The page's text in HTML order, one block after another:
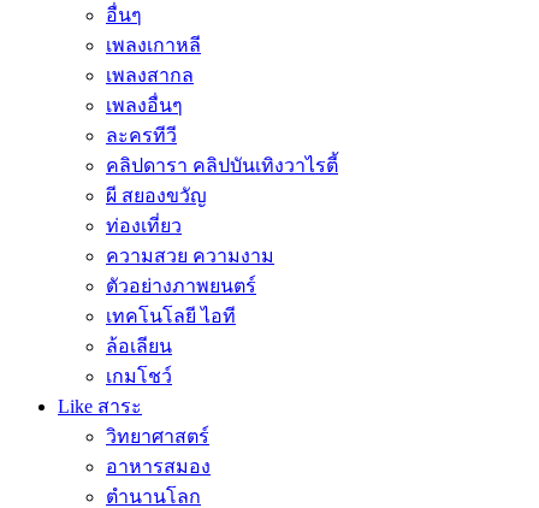
อื่นๆ
เพลงเกาหลี
เพลงสากล
เพลงอื่นๆ
ละครทีวี
คลิปดารา คลิปบันเทิงวาไรตี้
ผี สยองขวัญ
ท่องเที่ยว
ความสวย ความงาม
ตัวอย่างภาพยนตร์
เทคโนโลยี ไอที
ล้อเลียน
เกมโชว์
Like สาระ
วิทยาศาสตร์
อาหารสมอง
ตำนานโลก